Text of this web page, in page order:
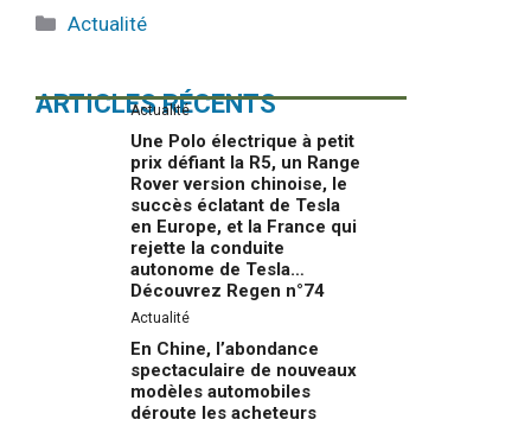
Catégories
Actualité
ARTICLES RÉCENTS
Actualité
Une Polo électrique à petit
prix défiant la R5, un Range
Rover version chinoise, le
succès éclatant de Tesla
en Europe, et la France qui
rejette la conduite
autonome de Tesla…
Découvrez Regen n°74
Actualité
En Chine, l’abondance
spectaculaire de nouveaux
modèles automobiles
déroute les acheteurs